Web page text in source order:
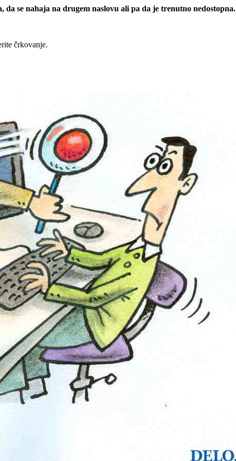
se nahaja na drugem naslovu ali pa da je trenutno nedostopna.
črkovanje.